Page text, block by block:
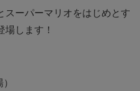
スーパーマリオをはじめとす
場します！